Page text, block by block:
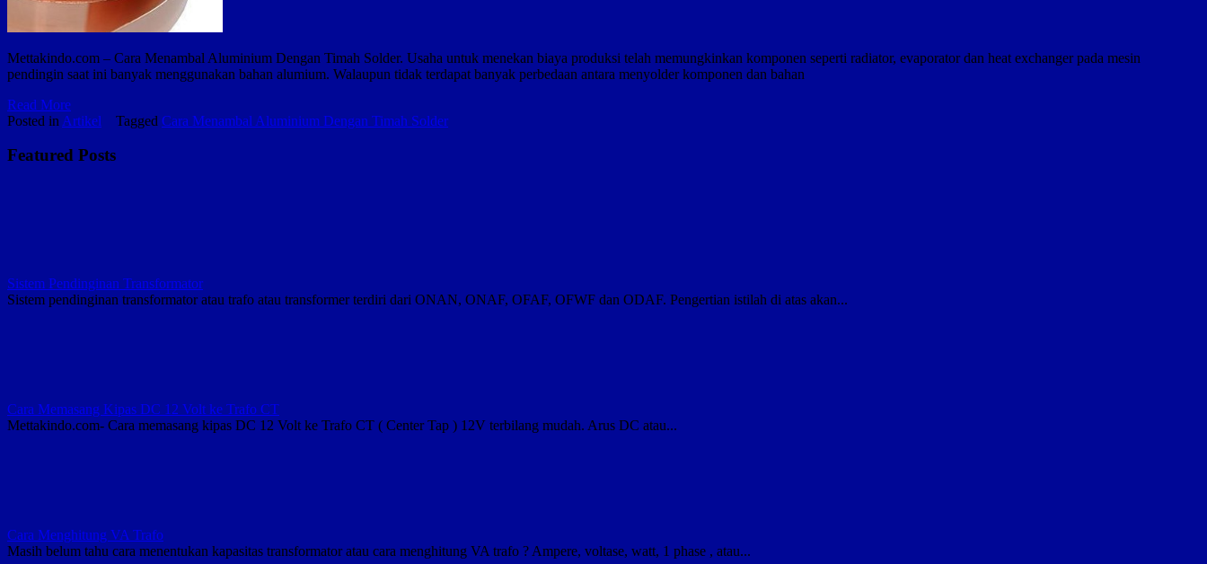
Mettakindo.com – Cara Menambal Aluminium Dengan Timah Solder. Usaha untuk menekan biaya produksi telah memungkinkan komponen seperti radiator, evaporator dan heat exchanger pada mesin
pendingin saat ini banyak menggunakan bahan alumium. Walaupun tidak terdapat banyak perbedaan antara menyolder komponen dan bahan
Read MoreCara
Menambal
Dengan
Posted in Artikel Tagged Cara Menambal Aluminium Dengan Timah Solder
Featured Posts
Sistem Pendinginan Transformator
Sistem pendinginan transformator atau trafo atau transformer terdiri dari ONAN, ONAF, OFAF, OFWF dan ODAF. Pengertian istilah di atas akan...
Cara Memasang Kipas DC 12 Volt ke Trafo CT
Mettakindo.com- Cara memasang kipas DC 12 Volt ke Trafo CT ( Center Tap ) 12V terbilang mudah. Arus DC atau...
Cara Menghitung VA Trafo
Masih belum tahu cara menentukan kapasitas transformator atau cara menghitung VA trafo ? Ampere, voltase, watt, 1 phase , atau...